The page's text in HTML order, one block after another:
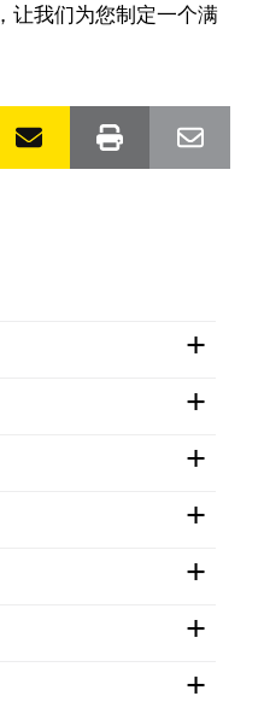
，让我们为您制定一个满